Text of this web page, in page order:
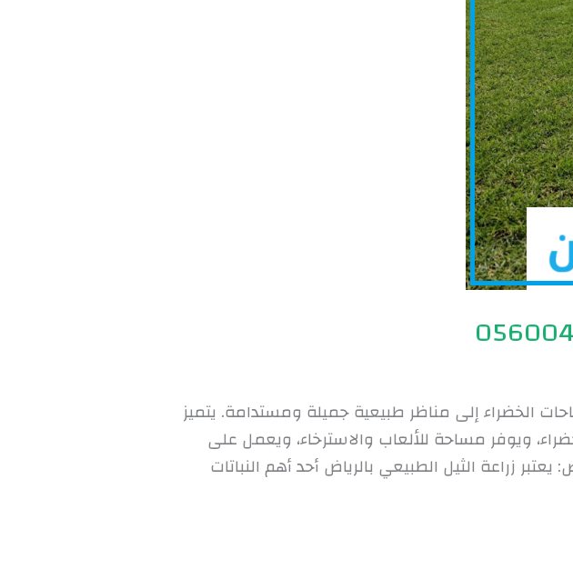
الخضراء إلى مناظر طبيعية جميلة ومستدامة. يتميز
ويوفر مساحة للألعاب والاسترخاء، ويعمل على
زراعة الثيل الطبيعي بالرياض أحد أهم النباتات